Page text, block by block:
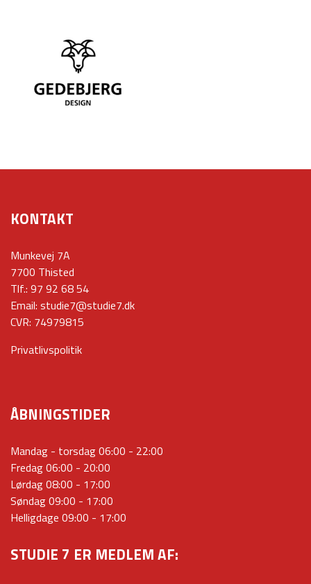
KONTAKT
Munkevej 7A
7700 Thisted
Tlf.: 97 92 68 54
Email: studie7@studie7.dk
CVR: 74979815
Privatlivspolitik
ÅBNINGSTIDER
Mandag - torsdag 06:00 - 22:00
Fredag 06:00 - 20:00
Lørdag 08:00 - 17:00
Søndag 09:00 - 17:00
Helligdage 09:00 - 17:00
STUDIE 7 ER MEDLEM AF: